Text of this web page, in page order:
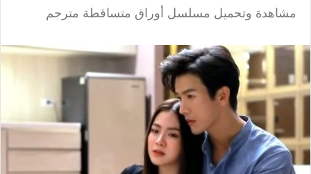
مشاهدة وتحميل مسلسل أوراق متساقطة مترجم